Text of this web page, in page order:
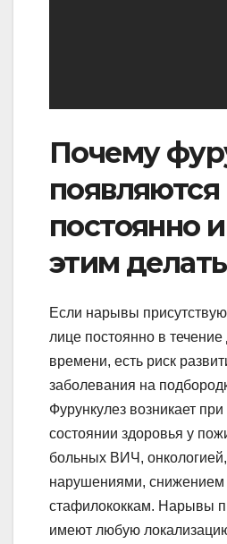
Почему
появляются
постоянно
этим делать
Если нарывы
лице постоянно в течение
времени, есть риск
заболевания на
Фурункулез возникает
состоянии здоровья у
больных ВИЧ,
нарушениями, снижением
стафилококкам. Нарывы
имеют любую